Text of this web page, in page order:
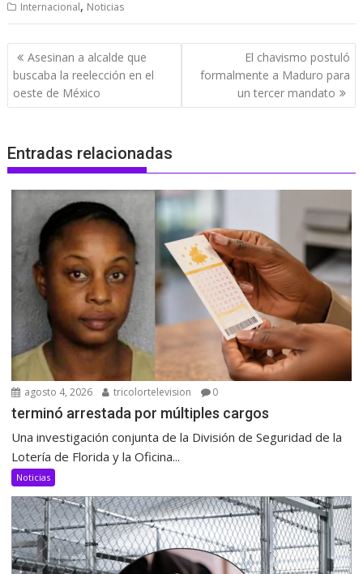
Internacional, Noticias
Navegación
de
entradas
Asesinan a alcalde que
buscaba la reelección en el
oeste de México
El chavismo postuló
formalmente a Maduro para
un tercer mandato
Entradas relacionadas
agosto 4, 2026 tricolortelevision 0
terminó arrestada por múltiples cargos
Una investigación conjunta de la División de Seguridad de la
Lotería de Florida y la Oficina...
Noticias